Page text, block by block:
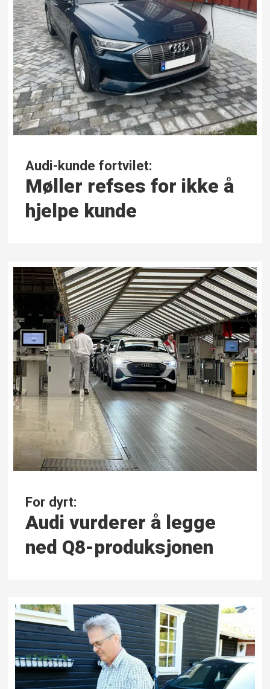
Audi-kunde fortvilet:
Møller refses for ikke å
hjelpe kunde
For dyrt:
Audi vurderer å legge
ned Q8-produksjonen